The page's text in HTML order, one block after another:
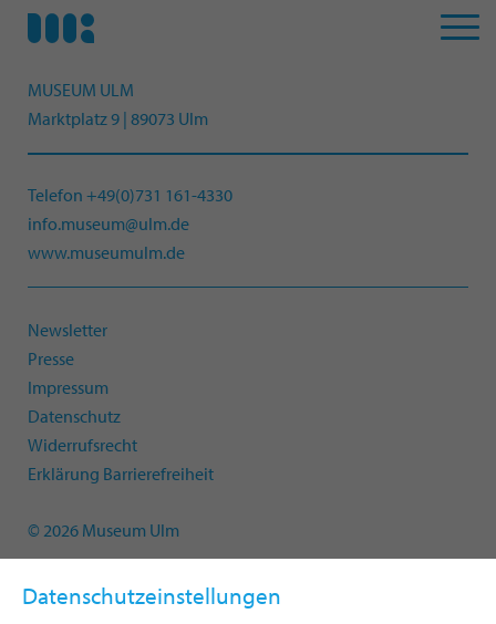
Datenschutzeinstellungen
MUSEUM ULM
Marktplatz 9 | 89073 Ulm
Telefon +49(0)731 161-4330
info.museum@ulm.de
www.museumulm.de
Newsletter
Presse
Impressum
Datenschutz
Widerrufsrecht
Erklärung Barrierefreiheit
© 2026 Museum Ulm